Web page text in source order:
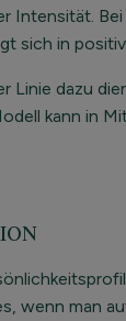
Intensität.
sich in
Linie dazu
kann in
wenn man